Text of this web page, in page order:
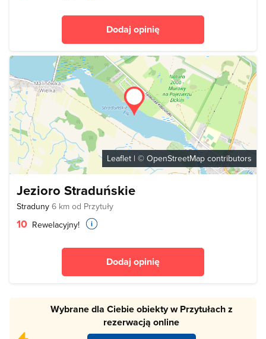
Dodaj opinię
Leaflet | © OpenStreetMap contributors
Jezioro Straduńskie
Straduny 6 km od Przytuły
10 Rewelacyjny!
Dodaj opinię
Wybrane dla Ciebie obiekty w Przytułach z
rezerwacją online